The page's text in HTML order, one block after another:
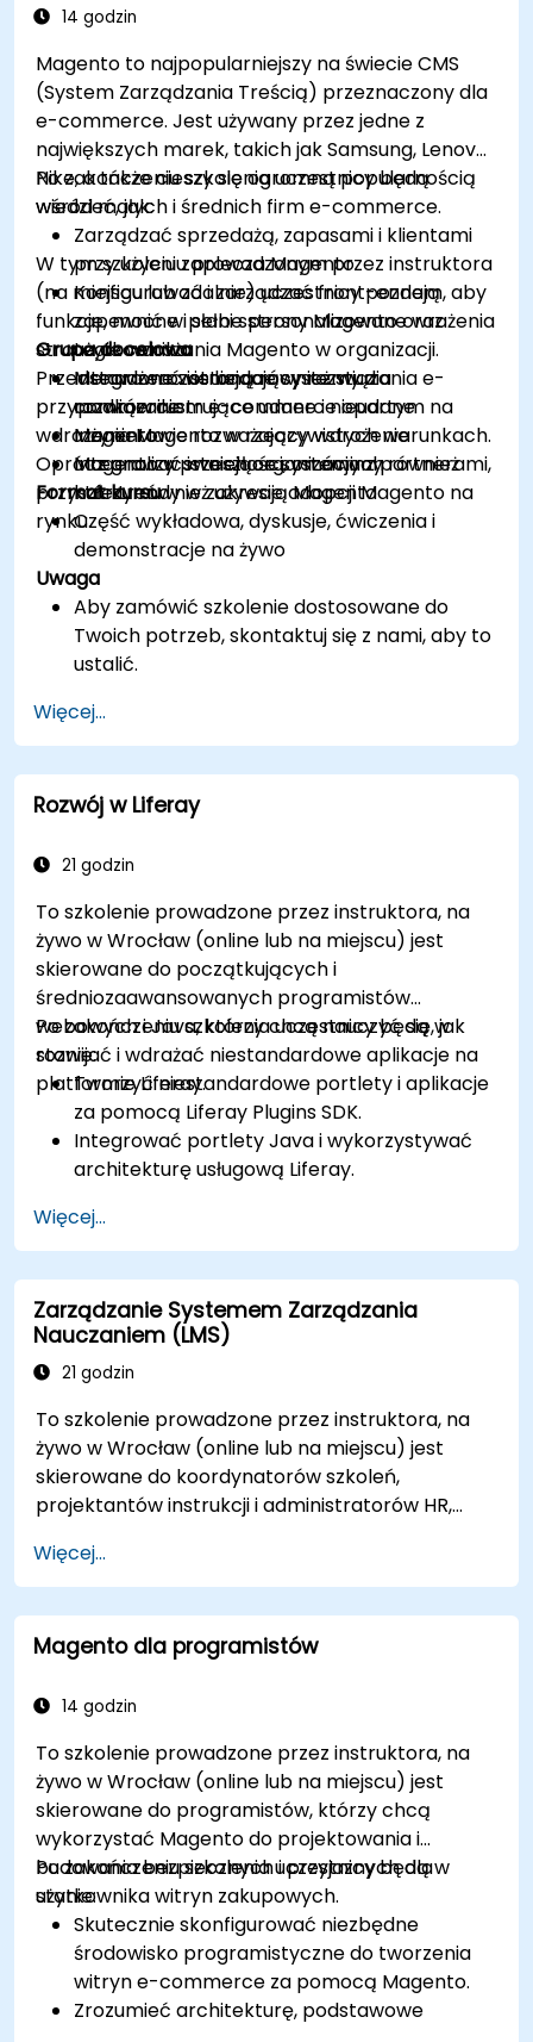
14 godzin
Magento to najpopularniejszy na świecie CMS
(System Zarządzania Treścią) przeznaczony dla
e-commerce. Jest używany przez jedne z
największych marek, takich jak Samsung, Lenovo i
Nike, a także cieszy się ogromną popularnością
wśród małych i średnich firm e-commerce.
W tym szkoleniu prowadzonym przez instruktora
(na miejscu lub zdalnie) uczestnicy poznają
funkcje, mocne i słabe strony Magento oraz
strategie wdrażania Magento w organizacji.
Przedstawione zostaną również studia
przypadków ilustrujące udane i nieudane
wdrożenia Magento w rzeczywistych warunkach.
Oprócz analizy przeszłości, omówimy również
przyszłe trendy w zakresie adopcji Magento na
rynku.
Po zakończeniu szkolenia uczestnicy będą
wiedzieć, jak:
Zarządzać sprzedażą, zapasami i klientami
przy użyciu zaplecza Magento
Konfigurować i zarządzać front-endem, aby
zapewnić w pełni spersonalizowane wrażenia
użytkownika
Integrować istniejące systemy z
rozwiązaniem e-commerce opartym na
Magento
Integrować istniejące systemy z partnerami,
którzy również używają Magento
Grupa docelowa
Menadżerowie badający rozwiązania e-
commerce
Inżynierowie rozważający wdrożenie
Magento w swoich organizacjach
Format kursu
Część wykładowa, dyskusje, ćwiczenia i
demonstracje na żywo
Uwaga
Aby zamówić szkolenie dostosowane do
Twoich potrzeb, skontaktuj się z nami, aby to
ustalić.
Więcej...
Rozwój w Liferay
21 godzin
To szkolenie prowadzone przez instruktora, na
żywo w Wrocław (online lub na miejscu) jest
skierowane do początkujących i
średniozaawansowanych programistów
webowych i Java, którzy chcą nauczyć się, jak
rozwijać i wdrażać niestandardowe aplikacje na
platformie Liferay.
Po zakończeniu szkolenia uczestnicy będą w
stanie:
Tworzyć niestandardowe portlety i aplikacje
za pomocą Liferay Plugins SDK.
Integrować portlety Java i wykorzystywać
architekturę usługową Liferay.
motywów i szablonów układu.
Używać Liferay Developer Studio do rozwoju i
wdrażania.
Stosować najlepsze praktyki w rozwoju
Liferay, aby tworzyć wydajne i łatwe w
utrzymaniu aplikacje.
Więcej...
Zarządzanie Systemem Zarządzania
Nauczaniem (LMS)
21 godzin
To szkolenie prowadzone przez instruktora, na
żywo w Wrocław (online lub na miejscu) jest
skierowane do koordynatorów szkoleń,
projektantów instrukcji i administratorów HR,
zarządzanie użytkownikami i rolami, tworzenie
kursów, śledzenie, raportowanie oraz najlepsze
praktyki przygotowania do certyfikacji.
Więcej...
Magento dla programistów
14 godzin
To szkolenie prowadzone przez instruktora, na
żywo w Wrocław (online lub na miejscu) jest
skierowane do programistów, którzy chcą
wykorzystać Magento do projektowania i
budowania bezpiecznych i przyjaznych dla
użytkownika witryn zakupowych.
Po zakończeniu szkolenia uczestnicy będą w
stanie:
Skutecznie skonfigurować niezbędne
środowisko programistyczne do tworzenia
witryn e-commerce za pomocą Magento.
Zrozumieć architekturę, podstawowe